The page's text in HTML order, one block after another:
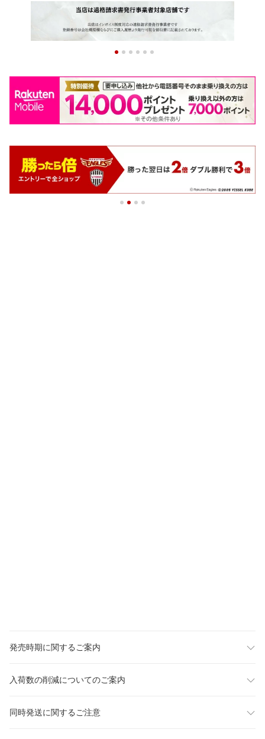
発売時期に関するご案内
入荷数の削減についてのご案内
同時発送に関するご注意